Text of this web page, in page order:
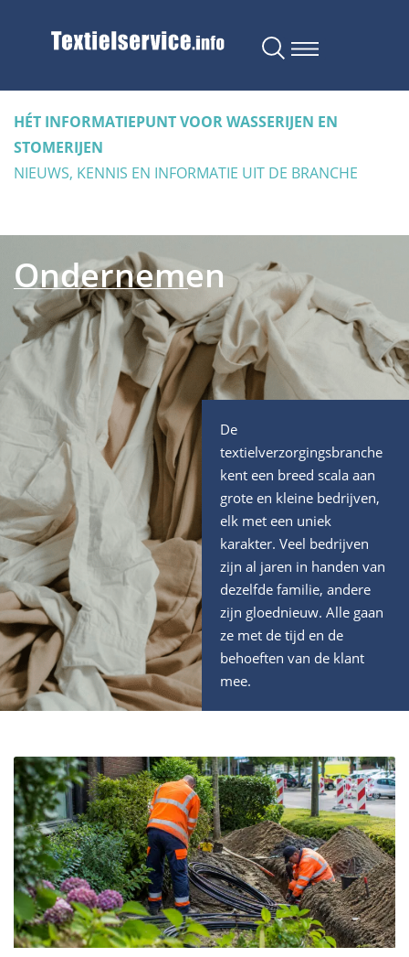
HÉT INFORMATIEPUNT VOOR WASSERIJEN EN
STOMERIJEN
NIEUWS, KENNIS EN INFORMATIE UIT DE BRANCHE
Ondernemen
De
textielverzorgingsbranche
kent een breed scala aan
grote en kleine bedrijven,
elk met een uniek
karakter. Veel bedrijven
zijn al jaren in handen van
dezelfde familie, andere
zijn gloednieuw. Alle gaan
ze met de tijd en de
behoeften van de klant
mee.